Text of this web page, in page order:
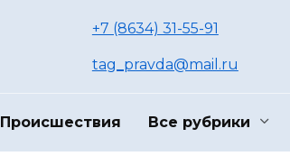
+7 (8634) 31-55-91
tag_pravda@mail.ru
Происшествия Все рубрики